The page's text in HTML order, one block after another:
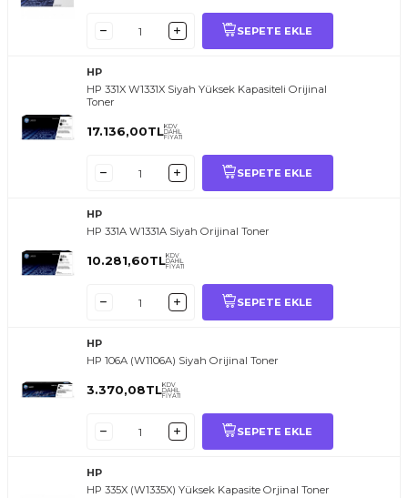
SEPETE EKLE
HP
HP 331X W1331X Siyah Yüksek Kapasiteli Orijinal
Toner
17.136,00TLKDV
DAHİL
FİYATI
SEPETE EKLE
HP
HP 331A W1331A Siyah Orijinal Toner
10.281,60TLKDV
DAHİL
FİYATI
SEPETE EKLE
HP
HP 106A (W1106A) Siyah Orijinal Toner
3.370,08TLKDV
DAHİL
FİYATI
SEPETE EKLE
HP
HP 335X (W1335X) Yüksek Kapasite Orjinal Toner